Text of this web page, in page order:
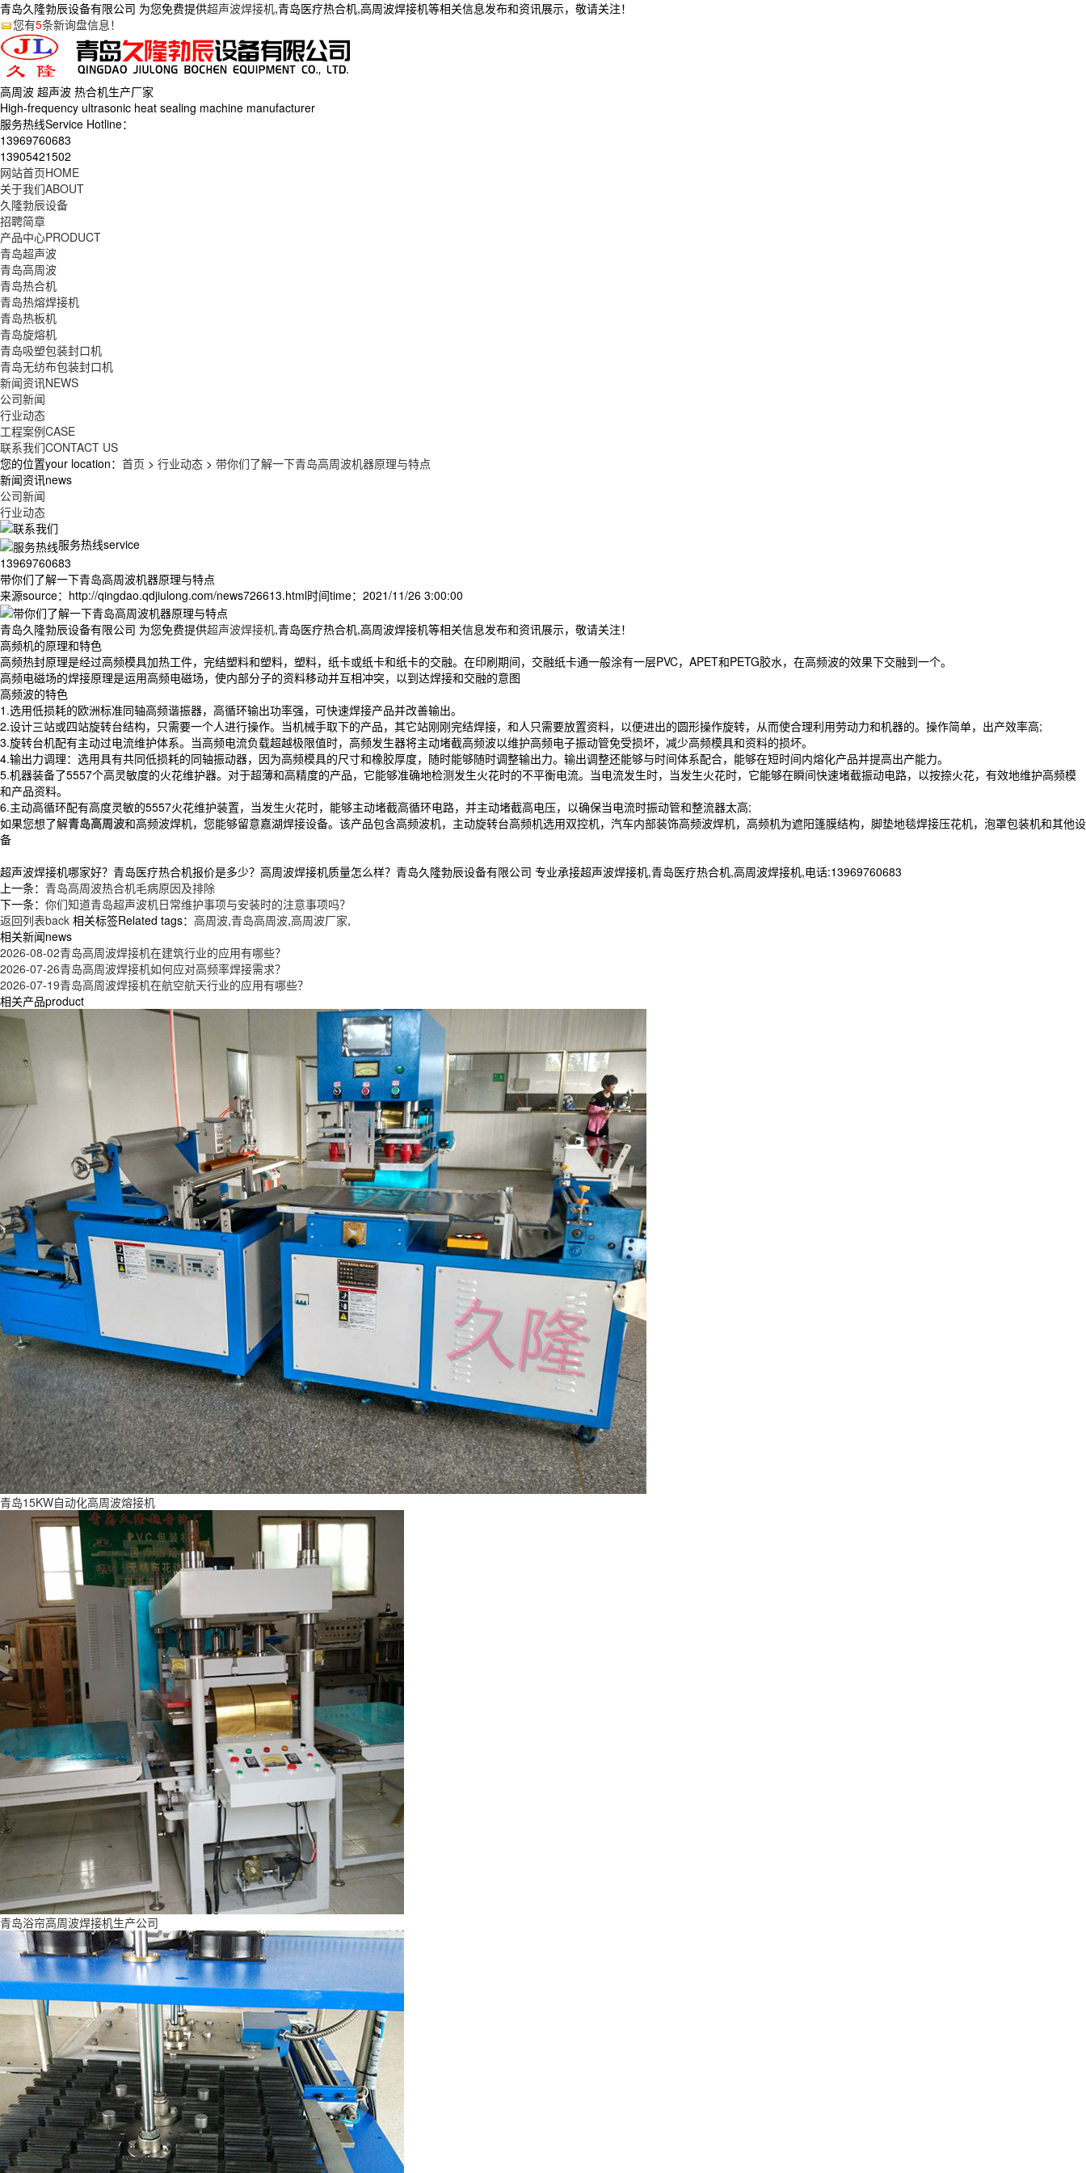
青岛久隆勃辰设备有限公司 为您免费提供超声波焊接机,青岛医疗热合机,高周波焊接机等相关信息发布和资讯展示，敬请关注！
您有5条新询盘信息！
高周波 超声波 热合机生产厂家
High-frequency ultrasonic heat sealing machine manufacturer
服务热线Service Hotline：
13969760683
13905421502
网站首页HOME
关于我们ABOUT
久隆勃辰设备
招聘简章
产品中心PRODUCT
青岛超声波
青岛高周波
青岛热合机
青岛热熔焊接机
青岛热板机
青岛旋熔机
青岛吸塑包装封口机
青岛无纺布包装封口机
新闻资讯NEWS
公司新闻
行业动态
工程案例CASE
联系我们CONTACT US
您的位置your location： 首页 > 行业动态 > 带你们了解一下青岛高周波机器原理与特点
新闻资讯news
公司新闻
行业动态
服务热线service
13969760683
带你们了解一下青岛高周波机器原理与特点
来源source：http://qingdao.qdjiulong.com/news726613.html时间time：2021/11/26 3:00:00
青岛久隆勃辰设备有限公司 为您免费提供超声波焊接机,青岛医疗热合机,高周波焊接机等相关信息发布和资讯展示，敬请关注！
高频机的原理和特色
高频热封原理是经过高频模具加热工件，完结塑料和塑料，塑料，纸卡或纸卡和纸卡的交融。在印刷期间，交融纸卡通一般涂有一层PVC，APET和PETG胶水，在高频波的效果下交融到一个。
高频电磁场的焊接原理是运用高频电磁场，使内部分子的资料移动并互相冲突，以到达焊接和交融的意图
高频波的特色
1.选用低损耗的欧洲标准同轴高频谐振器，高循环输出功率强，可快速焊接产品并改善输出。
2.设计三站或四站旋转台结构，只需要一个人进行操作。当机械手取下的产品，其它站刚刚完结焊接，和人只需要放置资料，以便进出的圆形操作旋转，从而使合理利用劳动力和机器的。操作简单，出产效率高;
3.旋转台机配有主动过电流维护体系。当高频电流负载超越极限值时，高频发生器将主动堵截高频波以维护高频电子振动管免受损坏，减少高频模具和资料的损坏。
4.输出力调理：选用具有共同低损耗的同轴振动器，因为高频模具的尺寸和橡胶厚度，随时能够随时调整输出力。输出调整还能够与时间体系配合，能够在短时间内熔化产品并提高出产能力。
5.机器装备了5557个高灵敏度的火花维护器。对于超薄和高精度的产品，它能够准确地检测发生火花时的不平衡电流。当电流发生时，当发生火花时，它能够在瞬间快速堵截振动电路，以按捺火花，有效地维护高频模
和产品资料。
6.主动高循环配有高度灵敏的5557火花维护装置，当发生火花时，能够主动堵截高循环电路，并主动堵截高电压，以确保当电流时振动管和整流器太高;
如果您想了解青岛高周波和高频波焊机，您能够留意嘉湖焊接设备。该产品包含高频波机，主动旋转台高频机选用双控机，汽车内部装饰高频波焊机，高频机为遮阳篷膜结构，脚垫地毯焊接压花机，泡罩包装机和其他设
备
超声波焊接机哪家好？青岛医疗热合机报价是多少？高周波焊接机质量怎么样？青岛久隆勃辰设备有限公司 专业承接超声波焊接机,青岛医疗热合机,高周波焊接机,电话:13969760683
上一条： 青岛高周波热合机毛病原因及排除
下一条： 你们知道青岛超声波机日常维护事项与安装时的注意事项吗？
返回列表back 相关标签Related tags： 高周波,青岛高周波,高周波厂家,
相关新闻news
2026-08-02青岛高周波焊接机在建筑行业的应用有哪些？
2026-07-26青岛高周波焊接机如何应对高频率焊接需求？
2026-07-19青岛高周波焊接机在航空航天行业的应用有哪些？
相关产品product
青岛15KW自动化高周波熔接机
青岛浴帘高周波焊接机生产公司